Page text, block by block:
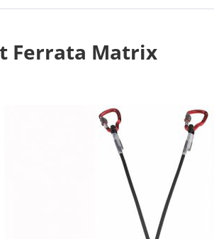
Ferrata Matrix